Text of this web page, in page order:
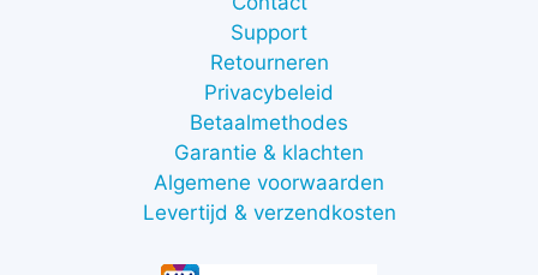
Support
Retourneren
Privacybeleid
Betaalmethodes
Garantie & klachten
Algemene voorwaarden
Levertijd & verzendkosten